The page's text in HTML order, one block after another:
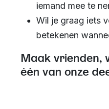
iemand mee te
Wil je graag iets
betekenen
Maak vrienden,
één van onze